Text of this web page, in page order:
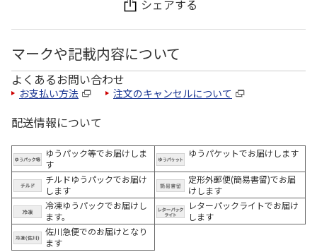
シェアする
マークや記載内容について
よくあるお問い合わせ
お支払い方法 注文のキャンセルについて
配送情報について
ゆうパック等でお届けしま
す
ゆうパケットでお届けします
チルドゆうパックでお届け
します
定形外郵便(簡易書留)でお届
けします
冷凍ゆうパックでお届けし
ます。
レターパックライトでお届け
します
佐川急便でのお届けとなり
ます